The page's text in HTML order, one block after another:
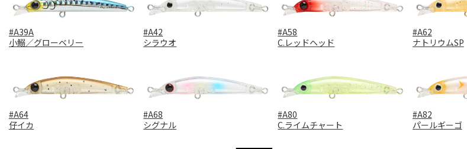
#A39A
小鰯／グローベリー
#A42
シラウオ
#A58
C.レッドヘッド
#A62
ナトリウムSP
#A64
仔イカ
#A68
シグナル
#A80
C.ライムチャート
#A82
パールギーゴ